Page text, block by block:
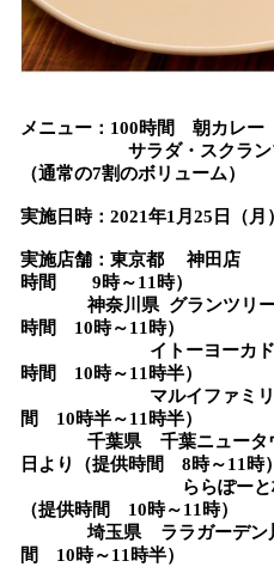
メニュー：100時間 朝カレー
サラダ・スクランブル
（通常の7割のボリューム）
実施日時：2021年1月25日（月
実施店舗：東京
時間 9時～11時）
神奈川県 グランツ
時間 10時～11時）
イトーヨーカドーら
時間 10時～11時半）
マルイファミリ
間 10時半～11時半）
千葉県 千葉ニュ
日より（提供時間 8時～
ららぽー
（提供時間 10時～11時）
埼玉県 ララガー
間 10時～11時半）